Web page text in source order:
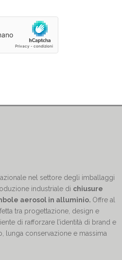
nel settore degli imballaggi
industriale di chiusure
aerosol in alluminio. Offre al
tra progettazione, design e
di rafforzare l’identità di brand e
lunga conservazione e massima